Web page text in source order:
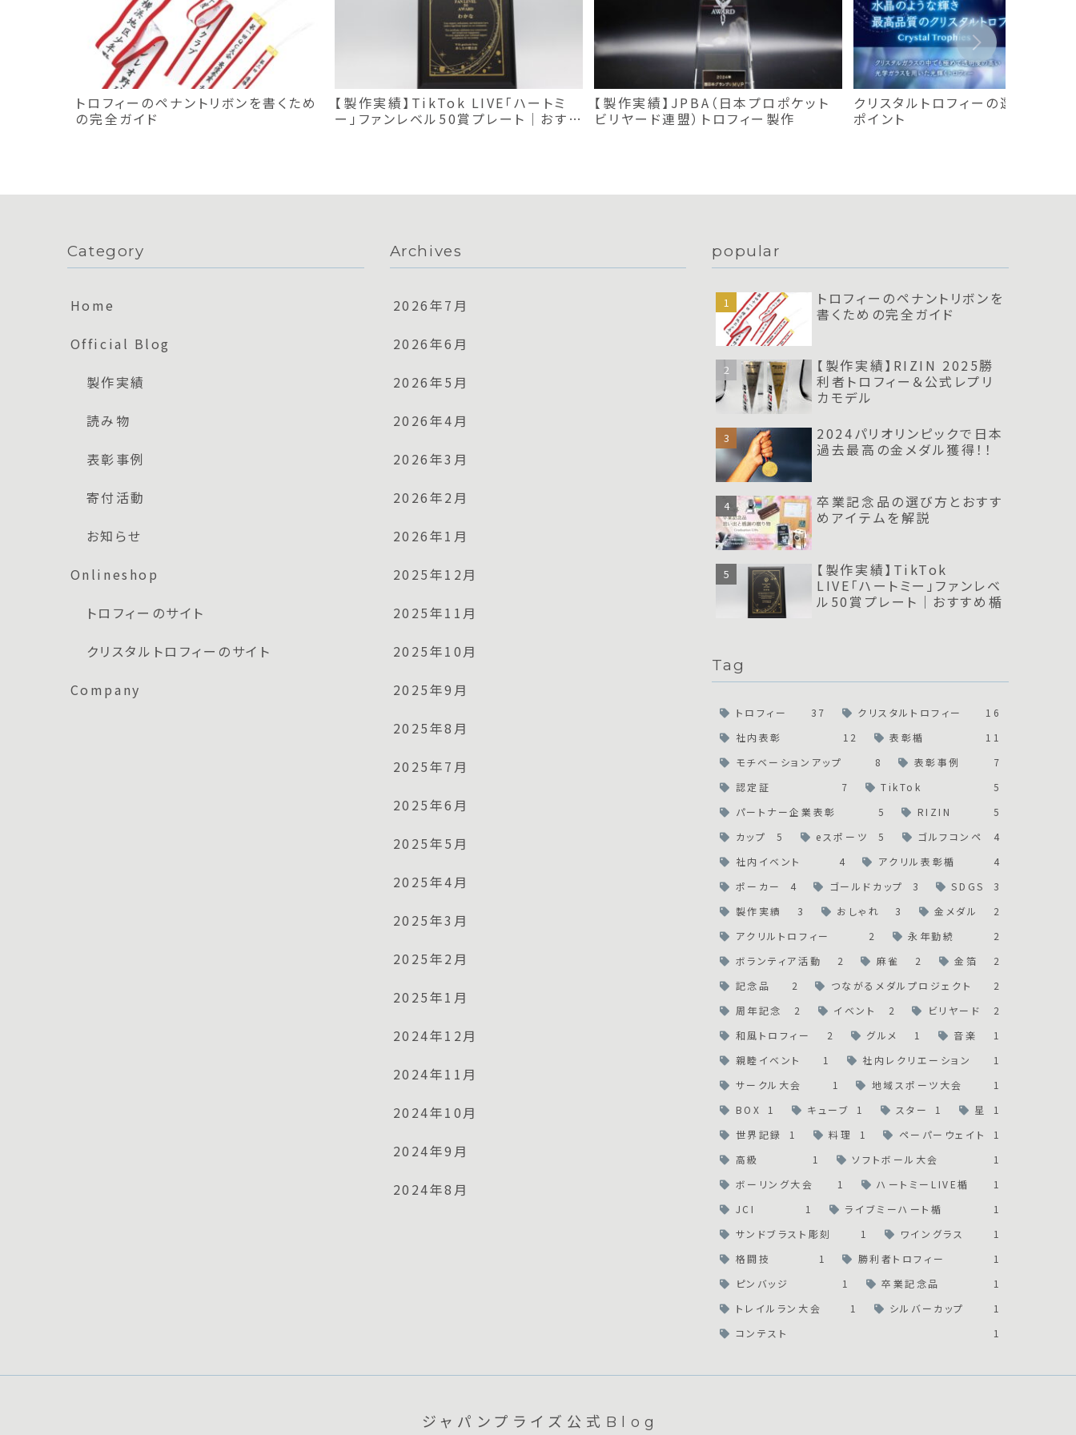
トロフィーのペナントリボンを書くため
の完全ガイド
【製作実績】TikTok LIVE「ハートミ
ー」ファンレベル50賞プレート｜おすす
【製作実績】JPBA（日本プロポケット
ビリヤード連盟）トロフィー製作
クリスタルトロフィーの選び方と
ポイント
Category
Home
Official Blog
製作実績
読み物
表彰事例
寄付活動
お知らせ
Onlineshop
トロフィーのサイト
クリスタルトロフィーのサイト
Company
Archives
2026年7月
2026年6月
2026年5月
2026年4月
2026年3月
2026年2月
2026年1月
2025年12月
2025年11月
2025年10月
2025年9月
2025年8月
2025年7月
2025年6月
2025年5月
2025年4月
2025年3月
2025年2月
2025年1月
2024年12月
2024年11月
2024年10月
2024年9月
2024年8月
popular
トロフィーのペナントリボンを
書くための完全ガイド
【製作実績】RIZIN 2025勝
利者トロフィー＆公式レプリ
カモデル
2024パリオリンピックで日本
過去最高の金メダル獲得！！
卒業記念品の選び方とおすす
めアイテムを解説
【製作実績】TikTok
LIVE「ハートミー」ファンレベ
ル50賞プレート｜おすすめ楯
Tag
トロフィー 37 クリスタルトロフィー
16
社内表彰
12 表彰楯
11
モチベーションアップ
8 表彰事例
7
認定証
7 TikTok
5
パートナー企業表彰
5 RIZIN
5
カップ
5 eスポーツ 5 ゴルフコンペ
4
社内イベント
4 アクリル表彰楯
4
ポーカー
4 ゴールドカップ 3 SDGS
3
製作実績
3 おしゃれ 3 金メダル
2
アクリルトロフィー
2 永年勤続
2
ボランティア活動
2 麻雀 2 金箔
2
記念品
2 つながるメダルプロジェクト
2
周年記念
2 イベント 2 ビリヤード
2
和風トロフィー
2 グルメ 1 音楽
1
親睦イベント
1 社内レクリエーション
1
サークル大会
1 地域スポーツ大会
1
BOX
1 キューブ 1 スター 1 星
1
世界記録
1 料理 1 ペーパーウェイト
1
高級
1 ソフトボール大会
1
ボーリング大会
1 ハートミーLIVE楯
1
JCI
1 ライブミーハート楯
1
サンドブラスト彫刻
1 ワイングラス
1
格闘技
1 勝利者トロフィー
1
ピンバッジ
1 卒業記念品
1
トレイルラン大会
1 シルバーカップ
1
コンテスト
1
ジャパンプライズ公式Blog